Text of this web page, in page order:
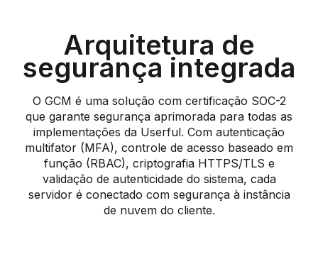
Arquitetura de
segurança integrada
O GCM é uma solução com certificação SOC-2
que garante segurança aprimorada para todas as
implementações da Userful. Com autenticação
multifator (MFA), controle de acesso baseado em
função (RBAC), criptografia HTTPS/TLS e
validação de autenticidade do sistema, cada
servidor é conectado com segurança à instância
de nuvem do cliente.